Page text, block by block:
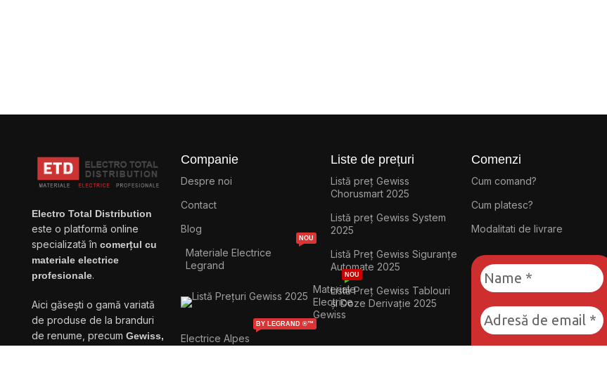
Electro Total Distribution
este o platformă online
specializată în comerțul cu
materiale electrice
profesionale.
Aici găsești o gamă variată
de produse de la branduri
de renume, precum Gewiss,
Companie
Despre noi
Contact
Blog
Materiale Electrice
Legrand
NOU
Materiale
Electrice
Gewiss
NOU
Electrice Alpes
BY LEGRAND ®™
Liste de prețuri
Listă preț Gewiss
Chorusmart 2025
Listă preț Gewiss System
2025
Listă Preț Gewiss Siguranțe
Automate 2025
Listă Preț Gewiss Tablouri
și Doze Derivație 2025
Comenzi
Cum comand?
Cum platesc?
Modalitati de livrare